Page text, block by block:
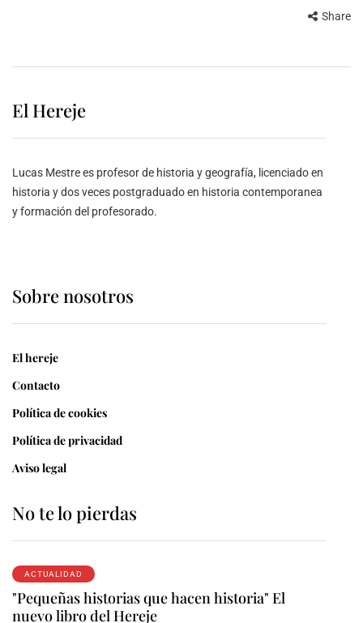
Share
El Hereje
Lucas Mestre es profesor de historia y geografía, licenciado en
historia y dos veces postgraduado en historia contemporanea
y formación del profesorado.
Sobre nosotros
El hereje
Contacto
Política de cookies
Política de privacidad
Aviso legal
No te lo pierdas
ACTUALIDAD
"Pequeñas historias que hacen historia" El
nuevo libro del Hereje